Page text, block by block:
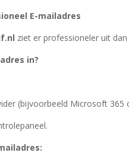
E-mailadres
ziet er professioneler uit
in?
(bijvoorbeeld Microsoft 365